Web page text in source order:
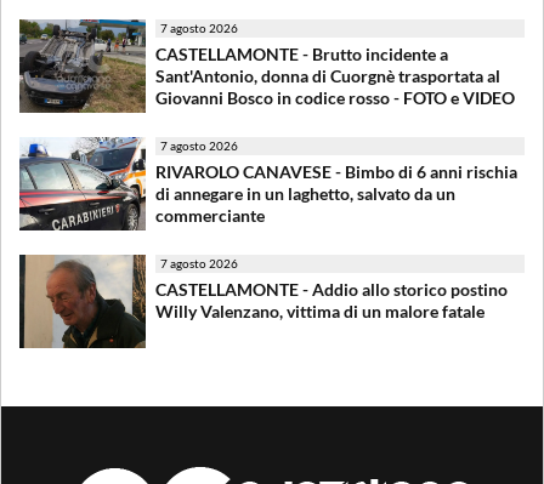
7 agosto 2026
CASTELLAMONTE - Brutto incidente a
Sant'Antonio, donna di Cuorgnè trasportata al
Giovanni Bosco in codice rosso - FOTO e VIDEO
7 agosto 2026
RIVAROLO CANAVESE - Bimbo di 6 anni rischia
di annegare in un laghetto, salvato da un
commerciante
7 agosto 2026
CASTELLAMONTE - Addio allo storico postino
Willy Valenzano, vittima di un malore fatale